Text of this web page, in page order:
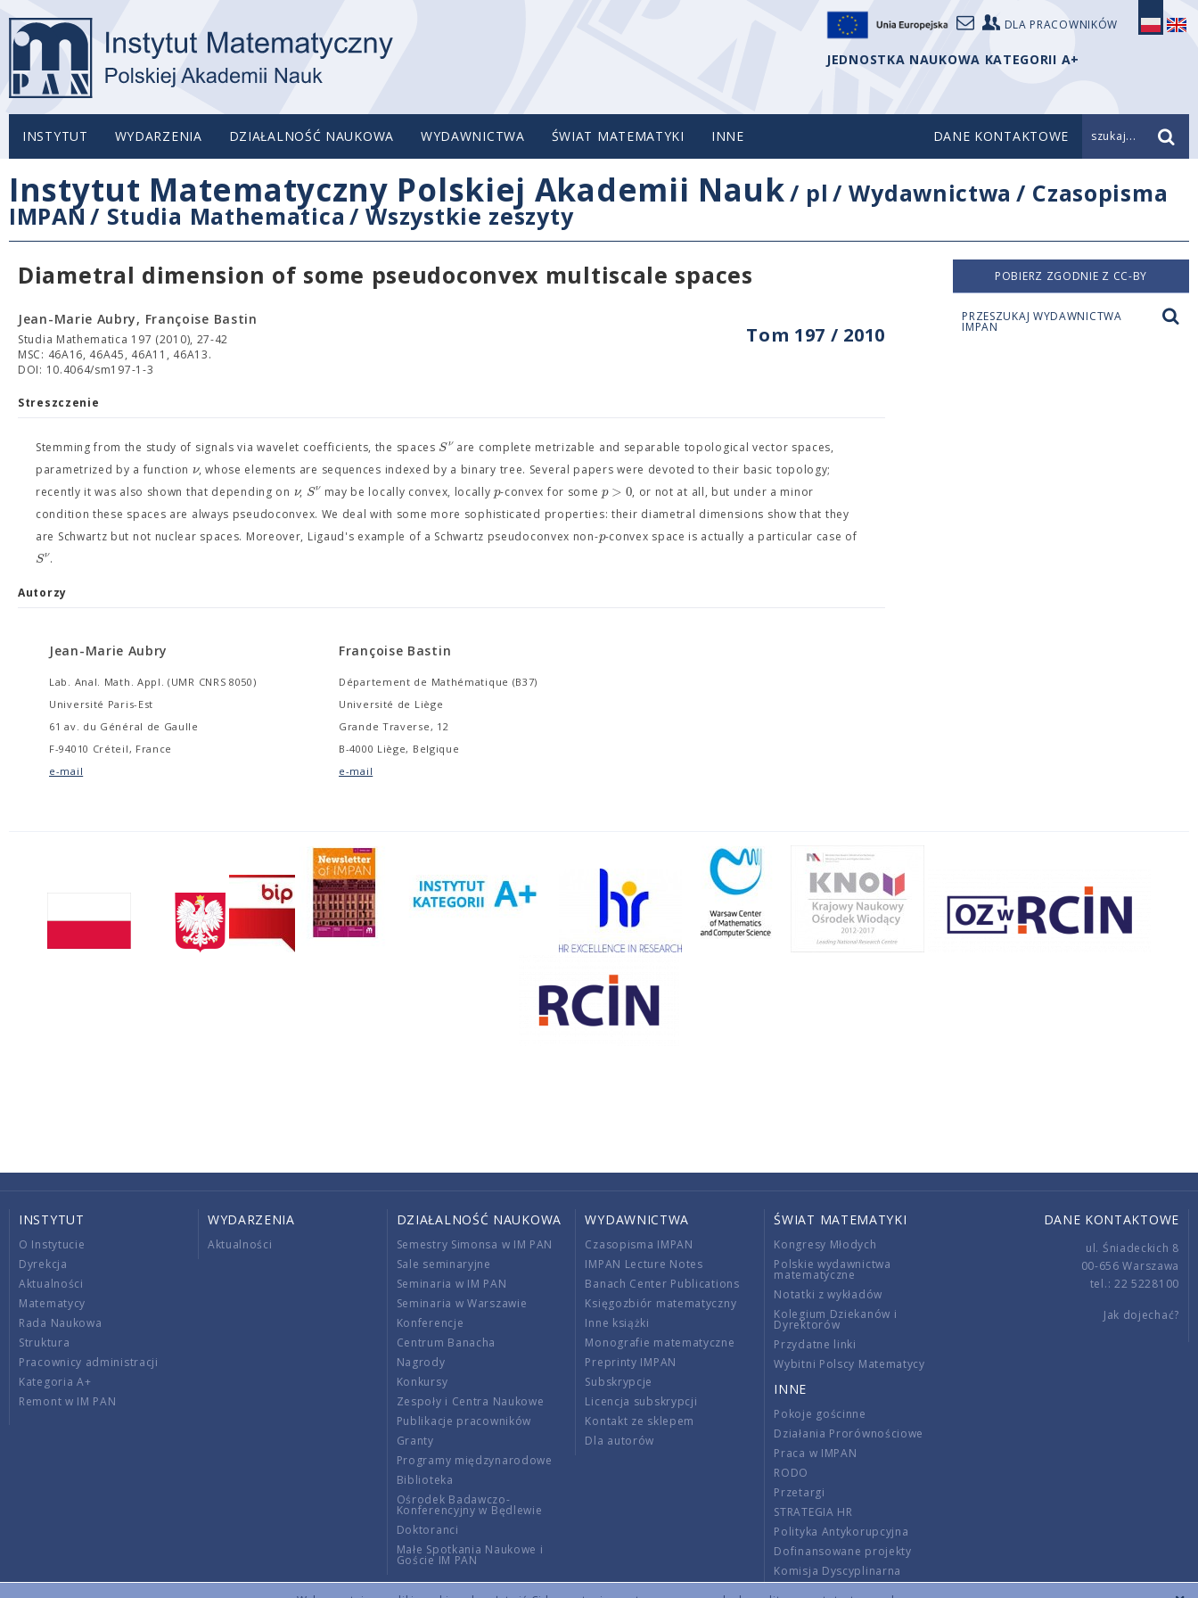
DLA PRACOWNIKÓW
JEDNOSTKA NAUKOWA KATEGORII A+
INSTYTUT WYDARZENIA DZIAŁALNOŚĆ NAUKOWA WYDAWNICTWA ŚWIAT MATEMATYKI INNE DANE KONTAKTOWE szukaj...
Instytut Matematyczny Polskiej Akademii Nauk/ pl /Wydawnictwa / Czasopisma
IMPAN / Studia Mathematica /Wszystkie zeszyty
Diametral dimension of some pseudoconvex multiscale spaces
Tom 197 / 2010
Jean-Marie Aubry, Françoise Bastin
Studia Mathematica 197 (2010), 27-42
MSC: 46A16, 46A45, 46A11, 46A13.
DOI: 10.4064/sm197-1-3
Streszczenie
Stemming from the study of signals via wavelet coefficients, the spaces Sνare complete metrizable and separable topological vector spaces,
parametrized by a function ν, whose elements are sequences indexed by a binary tree. Several papers were devoted to their basic topology;
recently it was also shown that depending on ν, Sνmay be locally convex, locallyp-convex for somep > 0, or not at all, but under a minor
condition these spaces are always pseudoconvex. We deal with some more sophisticated properties: their diametral dimensions show that they
are Schwartz but not nuclear spaces. Moreover, Ligaud's example of a Schwartz pseudoconvex non-p-convex space is actually a particular case of
Sν.
Autorzy
Jean-Marie Aubry
Lab. Anal. Math. Appl. (UMR CNRS 8050)
Université Paris-Est
61 av. du Général de Gaulle
F-94010 Créteil, France
e-mail
Françoise Bastin
Département de Mathématique (B37)
Université de Liège
Grande Traverse, 12
B-4000 Liège, Belgique
e-mail
POBIERZ ZGODNIE Z CC-BY
PRZESZUKAJ WYDAWNICTWA
IMPAN
INSTYTUT
O Instytucie
Dyrekcja
Aktualności
Matematycy
Rada Naukowa
Struktura
Pracownicy administracji
Kategoria A+
Remont w IM PAN
WYDARZENIA
Aktualności
DZIAŁALNOŚĆ NAUKOWA
Semestry Simonsa w IM PAN
Sale seminaryjne
Seminaria w IM PAN
Seminaria w Warszawie
Konferencje
Centrum Banacha
Nagrody
Konkursy
Zespoły i Centra Naukowe
Publikacje pracowników
Granty
Programy międzynarodowe
Biblioteka
Ośrodek Badawczo-
Konferencyjny w Będlewie
Doktoranci
Małe Spotkania Naukowe i
Goście IM PAN
WYDAWNICTWA
Czasopisma IMPAN
IMPAN Lecture Notes
Banach Center Publications
Księgozbiór matematyczny
Inne książki
Monografie matematyczne
Preprinty IMPAN
Subskrypcje
Licencja subskrypcji
Kontakt ze sklepem
Dla autorów
ŚWIAT MATEMATYKI
Kongresy Młodych
Polskie wydawnictwa
matematyczne
Notatki z wykładów
Kolegium Dziekanów i
Dyrektorów
Przydatne linki
Wybitni Polscy Matematycy
INNE
Pokoje gościnne
Działania Prorównościowe
Praca w IMPAN
RODO
Przetargi
STRATEGIA HR
Polityka Antykorupcyjna
Dofinansowane projekty
Komisja Dyscyplinarna
DANE KONTAKTOWE
ul. Śniadeckich 8
00-656 Warszawa
tel.: 22 5228100
Jak dojechać?